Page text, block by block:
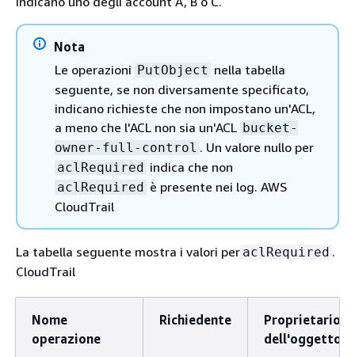
Nota
Le operazioni PutObject nella tabella
seguente, se non diversamente specificato,
indicano richieste che non impostano un'ACL,
a meno che l'ACL non sia un'ACL bucket-
owner-full-control . Un valore nullo per
aclRequired indica che non
aclRequired è presente nei log. AWS
CloudTrail
La tabella seguente mostra i valori per aclRequired .
CloudTrail
Nome
operazione
Richiedente
Proprietario
dell'oggetto.